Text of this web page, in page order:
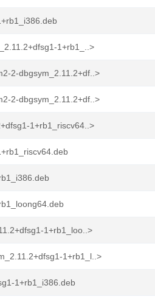
1+rb1_..>
2-dbgsym_2.11.2+df..>
2-dbgsym_2.11.2+df..>
1+rb1_riscv64..>
1+rb1_loo..>
1+rb1_l..>
1+rb1_i386.deb